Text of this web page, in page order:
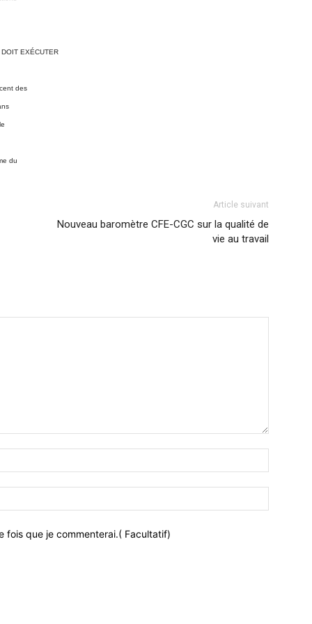
EXÉCUTER
des
du
Article suivant
Nouveau baromètre CFE-CGC sur la qualité de
vie au travail
fois que je commenterai.( Facultatif)